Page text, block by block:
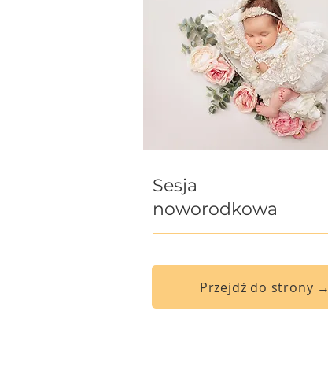
Sesja
noworodkowa
Przejdź do strony →